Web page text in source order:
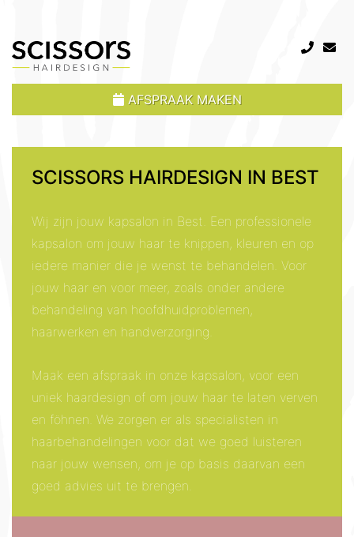
AFSPRAAK MAKEN
SCISSORS HAIRDESIGN IN BEST
Wij zijn jouw kapsalon in Best. Een professionele
kapsalon om jouw haar te knippen, kleuren en op
iedere manier die je wenst te behandelen. Voor
jouw haar en voor meer, zoals onder andere
behandeling van hoofdhuidproblemen,
haarwerken en handverzorging.
Maak een afspraak in onze kapsalon, voor een
uniek haardesign of om jouw haar te laten verven
en föhnen. We zorgen er als specialisten in
haarbehandelingen voor dat we goed luisteren
naar jouw wensen, om je op basis daarvan een
goed advies uit te brengen.